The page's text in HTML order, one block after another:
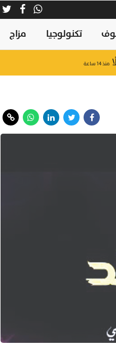
تكنولوجيا مزاج
منذ ١٤ ساعة